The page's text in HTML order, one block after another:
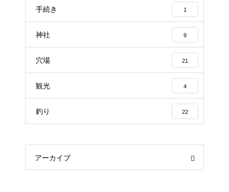
手続き 1
神社 9
穴場 21
観光 4
釣り 22
アーカイブ